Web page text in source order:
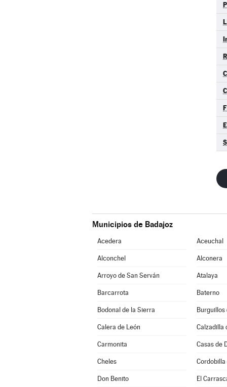
Municipios de Badajoz
Acedera Aceuchal
Alconchel Alconera
Arroyo de San Serván Atalaya
Barcarrota Baterno
Bodonal de la Sierra Burguillos
Calera de León Calzadilla
Carmonita Casas de
Cheles
Don Benito El